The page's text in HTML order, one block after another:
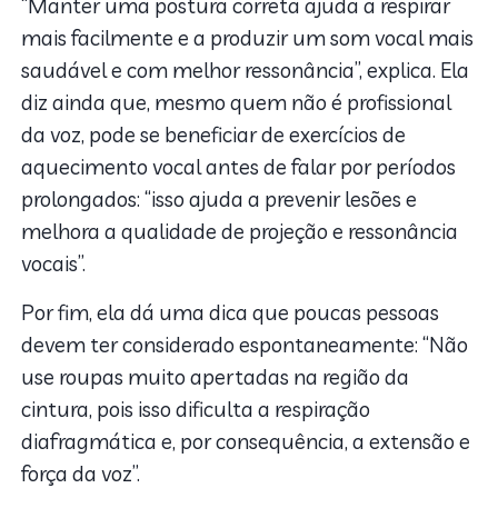
“Manter uma postura correta ajuda a respirar
mais facilmente e a produzir um som vocal mais
saudável e com melhor ressonância”, explica. Ela
diz ainda que, mesmo quem não é profissional
da voz, pode se beneficiar de exercícios de
aquecimento vocal antes de falar por períodos
prolongados: “isso ajuda a prevenir lesões e
melhora a qualidade de projeção e ressonância
vocais”.
Por fim, ela dá uma dica que poucas pessoas
devem ter considerado espontaneamente: “Não
use roupas muito apertadas na região da
cintura, pois isso dificulta a respiração
diafragmática e, por consequência, a extensão e
força da voz”.